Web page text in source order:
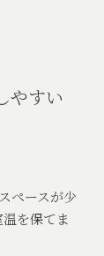
やすい
ペースが少
を保てま